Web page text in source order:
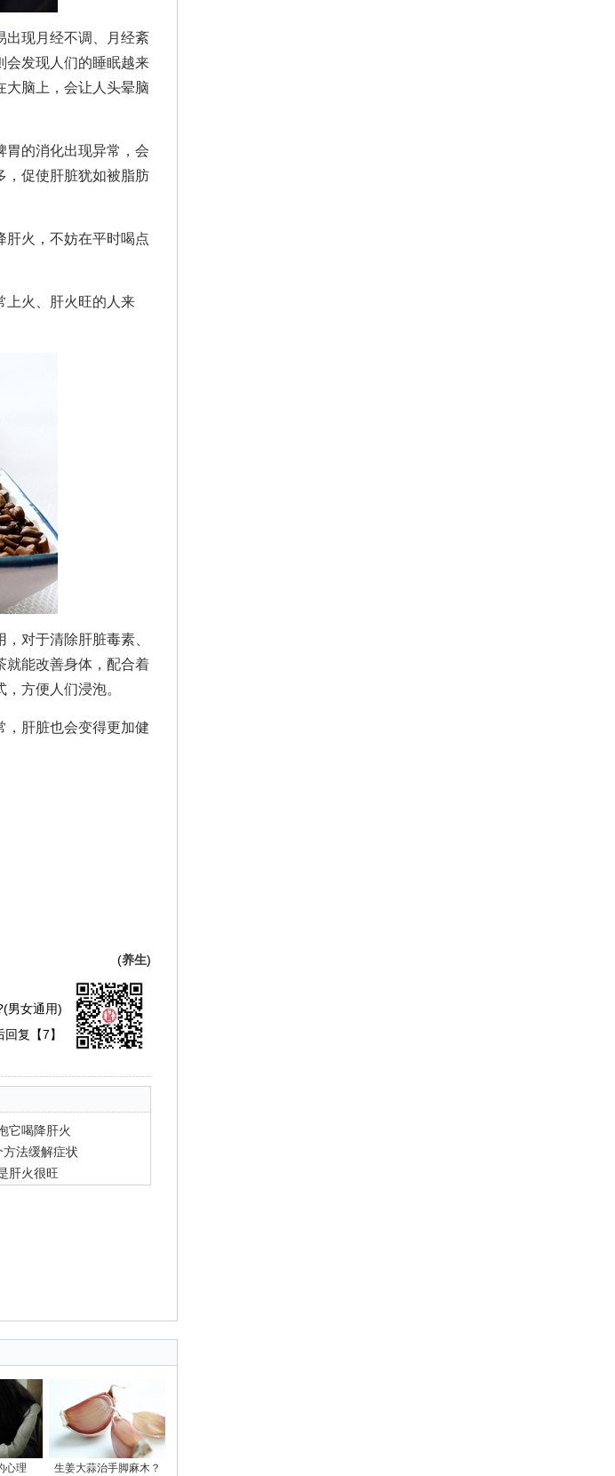
现月经不调、月经紊
会发现人们的睡眠越来
大脑上，会让人头晕脑
的消化出现异常，会
，促使肝脏犹如被脂肪
火，不妨在平时喝点
火、肝火旺的人来
对于清除肝脏毒素、
就能改善身体，配合着
方便人们浸泡。
肝脏也会变得更加健
(养生)
男女通用)
复【7】
它喝降肝火
法缓解症状
肝火很旺
心理 生姜大蒜治手脚麻木？